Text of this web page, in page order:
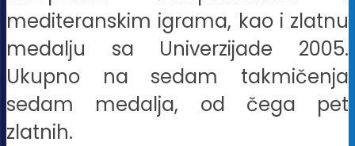
mediteranskim igrama, kao i zlatnu
medalju sa Univerzijade 2005.
Ukupno na sedam takmičenja
sedam medalja, od čega pet
zlatnih.